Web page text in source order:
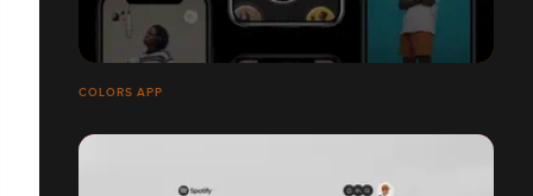
COLORS APP